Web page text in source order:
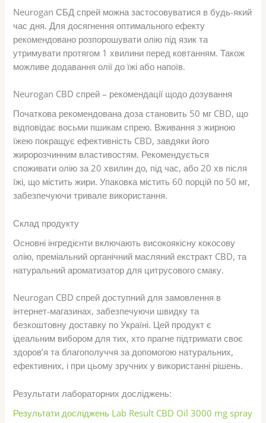
Neurogan СБД спрей можна застосовуватися в будь-який
час дня. Для досягнення оптимального ефекту
рекомендовано розпорошувати олію під язик та
утримувати протягом 1 хвилини перед ковтанням. Також
можливе додавання олії до їжі або напоїв.
Neurogan CBD спрей – рекомендації щодо дозування
Початкова рекомендована доза становить 50 мг CBD, що
відповідає восьми пшикам спрею. Вживання з жирною
їжею покращує ефективність CBD, завдяки його
жиророзчинним властивостям. Рекомендується
споживати олію за 20 хвилин до, під час, або 20 хв після
їжі, що містить жири. Упаковка містить 60 порцій по 50 мг,
забезпечуючи тривале використання.
Склад продукту
Основні інгредієнти включають високоякісну кокосову
олію, преміальний органічний масляний екстракт CBD, та
натуральний ароматизатор для цитрусового смаку.
Neurogan CBD спрей доступний для замовлення в
інтернет-магазинах, забезпечуючи швидку та
безкоштовну доставку по Україні. Цей продукт є
ідеальним вибором для тих, хто прагне підтримати своє
здоров’я та благополуччя за допомогою натуральних,
ефективних, і при цьому зручних у використанні рішень.
Результати лабораторних досліджень:
Результати досліджень Lab Result CBD Oil 3000 mg spray